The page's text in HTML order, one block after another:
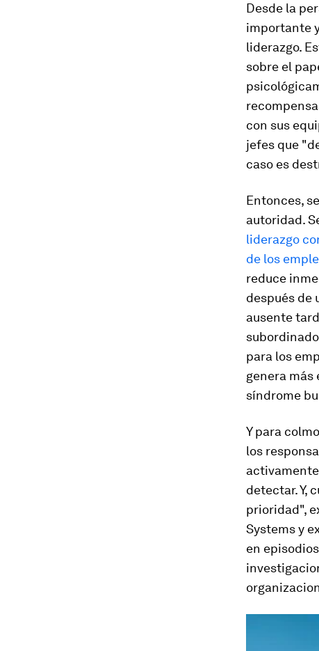
Desde la
importante
liderazgo.
sobre el
con sus
jefes que
caso es
Entonces,
autoridad.
liderazgo
de los
reduce
después de
ausente
para los
genera
síndrome
Y para
los
detectar. Y,
prioridad",
Systems y
en